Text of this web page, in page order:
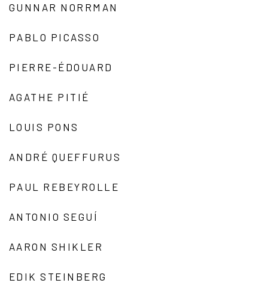
GUNNAR NORRMAN
PABLO PICASSO
PIERRE-ÉDOUARD
AGATHE PITIÉ
LOUIS PONS
ANDRÉ QUEFFURUS
PAUL REBEYROLLE
ANTONIO SEGUÍ
AARON SHIKLER
EDIK STEINBERG